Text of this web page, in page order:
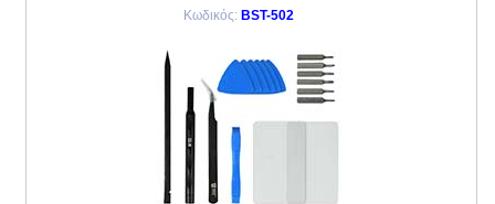
Κωδικός: BST-502